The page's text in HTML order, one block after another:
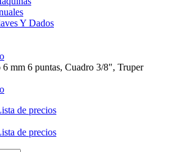
Y Dados
mm 6 puntas, Cuadro 3/8", Truper
de precios
de precios